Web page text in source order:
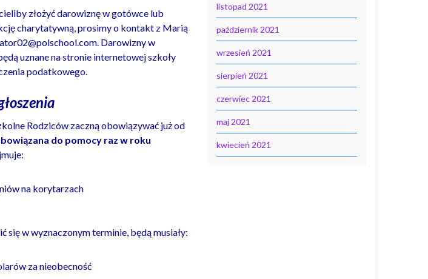
złożyć darowiznę w gotówce lub
charytatywną, prosimy o kontakt z Marią
Darowizny w
uznane na stronie internetowej szkoły
podatkowego.
łoszenia
Rodziców zaczną obowiązywać już od
do pomocy raz w roku
na korytarzach
się w wyznaczonym terminie, będą musiały:
za nieobecność
listopad 2021
październik 2021
wrzesień 2021
sierpień 2021
czerwiec 2021
maj 2021
kwiecień 2021